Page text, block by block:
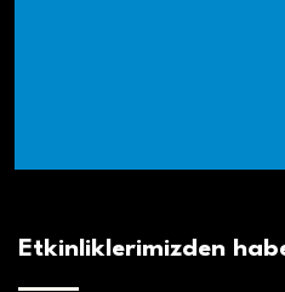
Etkinliklerimizden